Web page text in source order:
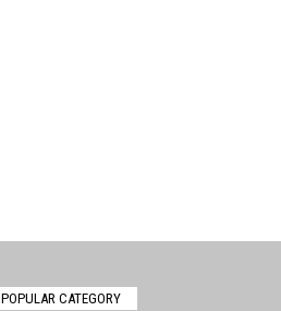
POPULAR CATEGORY